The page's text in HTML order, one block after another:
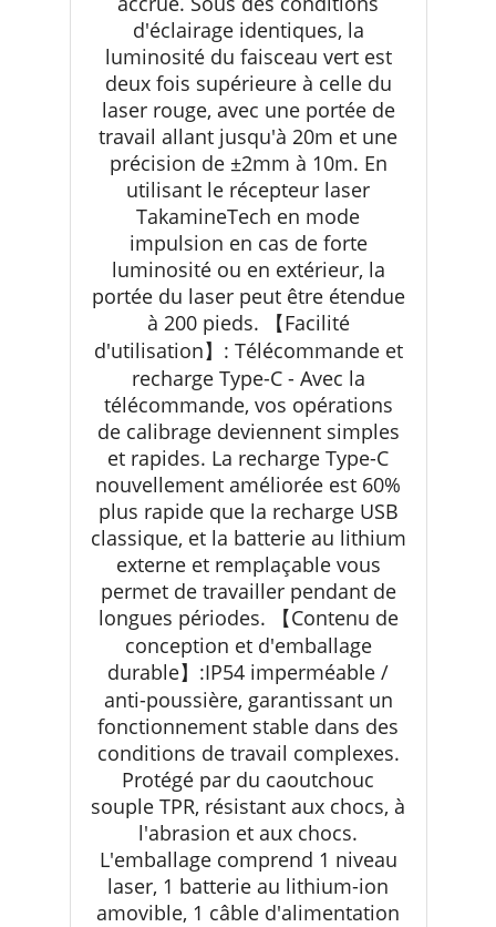
d'éclairage identiques, la
luminosité du faisceau vert est
deux fois supérieure à celle du
laser rouge, avec une portée de
travail allant jusqu'à 20m et une
précision de ±2mm à 10m. En
utilisant le récepteur laser
TakamineTech en mode
impulsion en cas de forte
luminosité ou en extérieur, la
portée du laser peut être étendue
à 200 pieds. 【Facilité
d'utilisation】: Télécommande et
recharge Type-C - Avec la
télécommande, vos opérations
de calibrage deviennent simples
et rapides. La recharge Type-C
nouvellement améliorée est 60%
plus rapide que la recharge USB
classique, et la batterie au lithium
externe et remplaçable vous
permet de travailler pendant de
longues périodes. 【Contenu de
conception et d'emballage
durable】:IP54 imperméable /
anti-poussière, garantissant un
fonctionnement stable dans des
conditions de travail complexes.
Protégé par du caoutchouc
souple TPR, résistant aux chocs, à
l'abrasion et aux chocs.
L'emballage comprend 1 niveau
laser, 1 batterie au lithium-ion
amovible, 1 câble d'alimentation